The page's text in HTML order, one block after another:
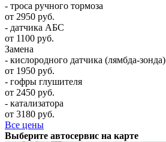
- троса ручного тормоза
от 2950 руб.
- датчика АБС
от 1100 руб.
Замена
- кислородного датчика (лямбда-зонда)
от 1950 руб.
- гофры глушителя
от 2450 руб.
- катализатора
от 3180 руб.
Все цены
Выберите автосервис на карте